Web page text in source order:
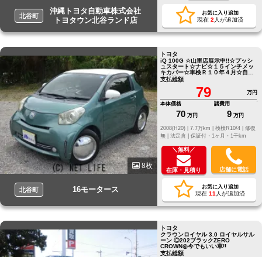
北谷町
沖縄トヨタ自動車株式会社
トヨタウン北谷ランド店
お気に入り追加
現在 2 人が追加済
8枚
北谷町 16モータース
トヨタ
iQ 100G ☆山里店展示中!!☆プッシ
ュスタート☆ナビ☆１５インチメッ
キカバー☆車検Ｒ１０年４月☆自動
車税込み
支払総額
79
万円
本体価格
70 万円
諸費用
9 万円
修復
無 | 法定含 | 保証付・1ヶ月・1千km
＼無料／
在庫・見積り 店舗に電話
お気に入り追加
現在 11 人が追加済
トヨタ
クラウンロイヤル 3.0 ロイヤルサル
ーン ◎202ブラックZERO
CROWN◎今でもいい車!!
支払総額